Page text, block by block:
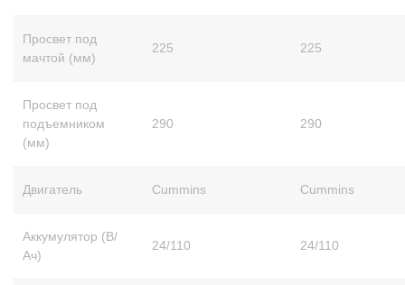
Просвет под
мачтой (мм)
225 225
Просвет под
подъемником
(мм)
290 290
Двигатель Cummins Cummins
Аккумулятор (В/
Ач)
24/110 24/110